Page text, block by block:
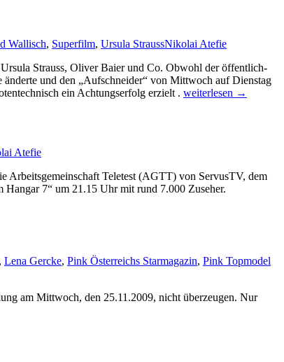
Wallisch, Superfilm, Ursula StraussNikolai Atefie
Strauss, Oliver Baier und Co. Obwohl der öffentlich-
und den „Aufschneider“ von Mittwoch auf Dienstag
ein Achtungserfolg erzielt . Achtungserfolg
weiterlesen →
Atefie
Arbeitsgemeinschaft Teletest (AGTT) von ServusTV, dem
7“ um 21.15 Uhr mit rund 7.000 Zuseher.
, Lena Gercke, Pink Österreichs Starmagazin, Pink Topmodel
am Mittwoch, den 25.11.2009, nicht überzeugen. Nur